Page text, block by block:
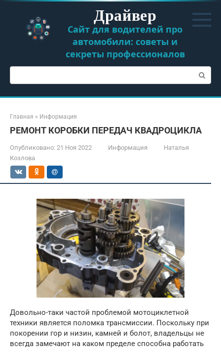
Перейти
контенту
Драйвер
Сайт для водителей про
автомобили: советы и
секреты профессионалов
Поиск:
Главная » Информация
РЕМОНТ КОРОБКИ ПЕРЕДАЧ КВАДРОЦИКЛА
Опубликовано: 21 Ноя 2022 Информация
Наталья
Козлова
Довольно-таки частой проблемой мотоциклетной
техники является поломка трансмиссии. Поскольку при
покорении гор и низин, камней и болот, владельцы не
всегда замечают на каком пределе способна работать